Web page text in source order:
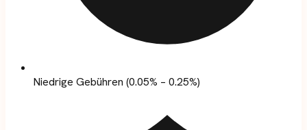
Niedrige Gebühren (0.05% – 0.25%)